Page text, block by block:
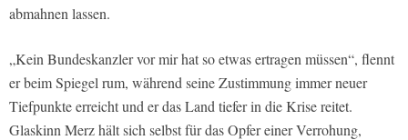
abmahnen lassen.
„Kein Bundeskanzler vor mir hat so etwas ertragen müssen“, flennt
er beim Spiegel rum, während seine Zustimmung immer neuer
Tiefpunkte erreicht und er das Land tiefer in die Krise reitet.
Glaskinn Merz hält sich selbst für das Opfer einer Verrohung,